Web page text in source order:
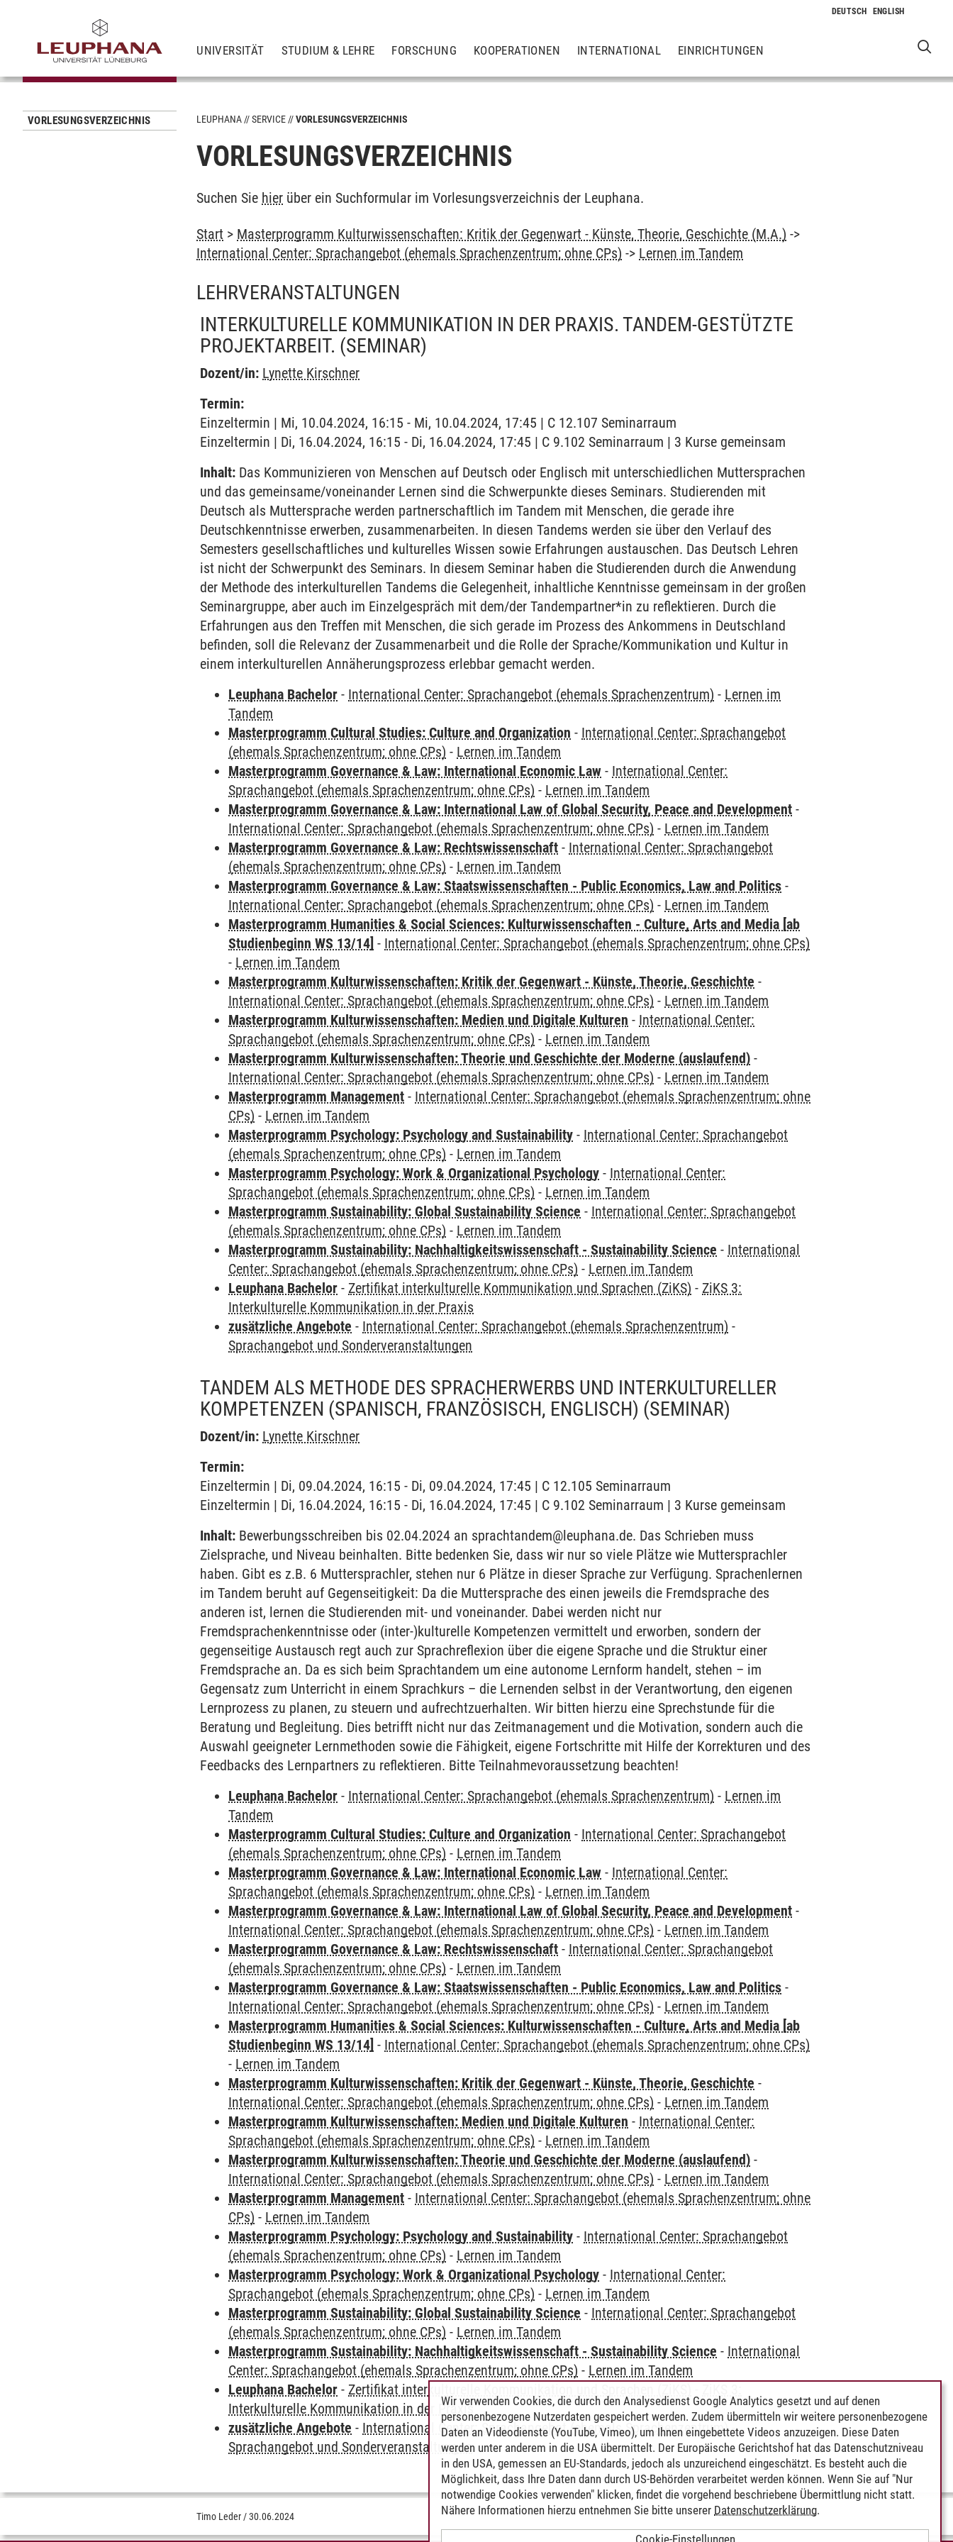
UNIVERSITÄT STUDIUM & LEHRE FORSCHUNG KOOPERATIONEN INTERNATIONAL EINRICHTUNGEN
VORLESUNGSVERZEICHNIS LEUPHANA SERVICE VORLESUNGSVERZEICHNIS
VORLESUNGSVERZEICHNIS
Suchen Sie hier über ein Suchformular im Vorlesungsverzeichnis der Leuphana.
Start > Masterprogramm Kulturwissenschaften: Kritik der Gegenwart - Künste, Theorie, Geschichte (M.A.) ->
International Center: Sprachangebot (ehemals Sprachenzentrum; ohne CPs) -> Lernen im Tandem
LEHRVERANSTALTUNGEN
INTERKULTURELLE KOMMUNIKATION IN DER PRAXIS. TANDEM-GESTÜTZTE
PROJEKTARBEIT. (SEMINAR)
Dozent/in: Lynette Kirschner
Termin:
Einzeltermin | Mi, 10.04.2024, 16:15 - Mi, 10.04.2024, 17:45 | C 12.107 Seminarraum
Einzeltermin | Di, 16.04.2024, 16:15 - Di, 16.04.2024, 17:45 | C 9.102 Seminarraum | 3 Kurse gemeinsam
Inhalt: Das Kommunizieren von Menschen auf Deutsch oder Englisch mit unterschiedlichen Muttersprachen
und das gemeinsame/voneinander Lernen sind die Schwerpunkte dieses Seminars. Studierenden mit
Deutsch als Muttersprache werden partnerschaftlich im Tandem mit Menschen, die gerade ihre
Deutschkenntnisse erwerben, zusammenarbeiten. In diesen Tandems werden sie über den Verlauf des
Semesters gesellschaftliches und kulturelles Wissen sowie Erfahrungen austauschen. Das Deutsch Lehren
ist nicht der Schwerpunkt des Seminars. In diesem Seminar haben die Studierenden durch die Anwendung
der Methode des interkulturellen Tandems die Gelegenheit, inhaltliche Kenntnisse gemeinsam in der großen
Seminargruppe, aber auch im Einzelgespräch mit dem/der Tandempartner*in zu reflektieren. Durch die
Erfahrungen aus den Treffen mit Menschen, die sich gerade im Prozess des Ankommens in Deutschland
befinden, soll die Relevanz der Zusammenarbeit und die Rolle der Sprache/Kommunikation und Kultur in
einem interkulturellen Annäherungsprozess erlebbar gemacht werden.
Leuphana Bachelor - International Center: Sprachangebot (ehemals Sprachenzentrum) - Lernen im
Tandem
Masterprogramm Cultural Studies: Culture and Organization - International Center: Sprachangebot
(ehemals Sprachenzentrum; ohne CPs) - Lernen im Tandem
Masterprogramm Governance & Law: International Economic Law - International Center:
Sprachangebot (ehemals Sprachenzentrum; ohne CPs) - Lernen im Tandem
Masterprogramm Governance & Law: International Law of Global Security, Peace and Development -
International Center: Sprachangebot (ehemals Sprachenzentrum; ohne CPs) - Lernen im Tandem
Masterprogramm Governance & Law: Rechtswissenschaft - International Center: Sprachangebot
(ehemals Sprachenzentrum; ohne CPs) - Lernen im Tandem
Masterprogramm Governance & Law: Staatswissenschaften - Public Economics, Law and Politics -
International Center: Sprachangebot (ehemals Sprachenzentrum; ohne CPs) - Lernen im Tandem
Masterprogramm Humanities & Social Sciences: Kulturwissenschaften - Culture, Arts and Media [ab
Studienbeginn WS 13/14] - International Center: Sprachangebot (ehemals Sprachenzentrum; ohne CPs)
- Lernen im Tandem
Masterprogramm Kulturwissenschaften: Kritik der Gegenwart - Künste, Theorie, Geschichte -
International Center: Sprachangebot (ehemals Sprachenzentrum; ohne CPs) - Lernen im Tandem
Masterprogramm Kulturwissenschaften: Medien und Digitale Kulturen - International Center:
Sprachangebot (ehemals Sprachenzentrum; ohne CPs) - Lernen im Tandem
Masterprogramm Kulturwissenschaften: Theorie und Geschichte der Moderne (auslaufend) -
International Center: Sprachangebot (ehemals Sprachenzentrum; ohne CPs) - Lernen im Tandem
Masterprogramm Management - International Center: Sprachangebot (ehemals Sprachenzentrum; ohne
CPs) - Lernen im Tandem
Masterprogramm Psychology: Psychology and Sustainability - International Center: Sprachangebot
(ehemals Sprachenzentrum; ohne CPs) - Lernen im Tandem
Masterprogramm Psychology: Work & Organizational Psychology - International Center:
Sprachangebot (ehemals Sprachenzentrum; ohne CPs) - Lernen im Tandem
Masterprogramm Sustainability: Global Sustainability Science - International Center: Sprachangebot
(ehemals Sprachenzentrum; ohne CPs) - Lernen im Tandem
Masterprogramm Sustainability: Nachhaltigkeitswissenschaft - Sustainability Science - International
Center: Sprachangebot (ehemals Sprachenzentrum; ohne CPs) - Lernen im Tandem
Leuphana Bachelor - Zertifikat interkulturelle Kommunikation und Sprachen (ZiKS) - ZiKS 3:
Interkulturelle Kommunikation in der Praxis
zusätzliche Angebote - International Center: Sprachangebot (ehemals Sprachenzentrum) -
Sprachangebot und Sonderveranstaltungen
TANDEM ALS METHODE DES SPRACHERWERBS UND INTERKULTURELLER
KOMPETENZEN (SPANISCH, FRANZÖSISCH, ENGLISCH) (SEMINAR)
Dozent/in: Lynette Kirschner
Termin:
Einzeltermin | Di, 09.04.2024, 16:15 - Di, 09.04.2024, 17:45 | C 12.105 Seminarraum
Einzeltermin | Di, 16.04.2024, 16:15 - Di, 16.04.2024, 17:45 | C 9.102 Seminarraum | 3 Kurse gemeinsam
Inhalt: Bewerbungsschreiben bis 02.04.2024 an sprachtandem@leuphana.de. Das Schrieben muss
Zielsprache, und Niveau beinhalten. Bitte bedenken Sie, dass wir nur so viele Plätze wie Muttersprachler
haben. Gibt es z.B. 6 Muttersprachler, stehen nur 6 Plätze in dieser Sprache zur Verfügung. Sprachenlernen
im Tandem beruht auf Gegenseitigkeit: Da die Muttersprache des einen jeweils die Fremdsprache des
anderen ist, lernen die Studierenden mit- und voneinander. Dabei werden nicht nur
Fremdsprachenkenntnisse oder (inter-)kulturelle Kompetenzen vermittelt und erworben, sondern der
gegenseitige Austausch regt auch zur Sprachreflexion über die eigene Sprache und die Struktur einer
Fremdsprache an. Da es sich beim Sprachtandem um eine autonome Lernform handelt, stehen – im
Gegensatz zum Unterricht in einem Sprachkurs – die Lernenden selbst in der Verantwortung, den eigenen
Lernprozess zu planen, zu steuern und aufrechtzuerhalten. Wir bitten hierzu eine Sprechstunde für die
Beratung und Begleitung. Dies betrifft nicht nur das Zeitmanagement und die Motivation, sondern auch die
Auswahl geeigneter Lernmethoden sowie die Fähigkeit, eigene Fortschritte mit Hilfe der Korrekturen und des
Feedbacks des Lernpartners zu reflektieren. Bitte Teilnahmevoraussetzung beachten!
Leuphana Bachelor - International Center: Sprachangebot (ehemals Sprachenzentrum) - Lernen im
Tandem
Masterprogramm Cultural Studies: Culture and Organization - International Center: Sprachangebot
(ehemals Sprachenzentrum; ohne CPs) - Lernen im Tandem
Masterprogramm Governance & Law: International Economic Law - International Center:
Sprachangebot (ehemals Sprachenzentrum; ohne CPs) - Lernen im Tandem
Masterprogramm Governance & Law: International Law of Global Security, Peace and Development -
International Center: Sprachangebot (ehemals Sprachenzentrum; ohne CPs) - Lernen im Tandem
Masterprogramm Governance & Law: Rechtswissenschaft - International Center: Sprachangebot
(ehemals Sprachenzentrum; ohne CPs) - Lernen im Tandem
Masterprogramm Governance & Law: Staatswissenschaften - Public Economics, Law and Politics -
International Center: Sprachangebot (ehemals Sprachenzentrum; ohne CPs) - Lernen im Tandem
Masterprogramm Humanities & Social Sciences: Kulturwissenschaften - Culture, Arts and Media [ab
Studienbeginn WS 13/14] - International Center: Sprachangebot (ehemals Sprachenzentrum; ohne CPs)
- Lernen im Tandem
Masterprogramm Kulturwissenschaften: Kritik der Gegenwart - Künste, Theorie, Geschichte -
International Center: Sprachangebot (ehemals Sprachenzentrum; ohne CPs) - Lernen im Tandem
Masterprogramm Kulturwissenschaften: Medien und Digitale Kulturen - International Center:
Sprachangebot (ehemals Sprachenzentrum; ohne CPs) - Lernen im Tandem
Masterprogramm Kulturwissenschaften: Theorie und Geschichte der Moderne (auslaufend) -
International Center: Sprachangebot (ehemals Sprachenzentrum; ohne CPs) - Lernen im Tandem
Masterprogramm Management - International Center: Sprachangebot (ehemals Sprachenzentrum; ohne
CPs) - Lernen im Tandem
Masterprogramm Psychology: Psychology and Sustainability - International Center: Sprachangebot
(ehemals Sprachenzentrum; ohne CPs) - Lernen im Tandem
Masterprogramm Psychology: Work & Organizational Psychology - International Center:
Sprachangebot (ehemals Sprachenzentrum; ohne CPs) - Lernen im Tandem
Masterprogramm Sustainability: Global Sustainability Science - International Center: Sprachangebot
(ehemals Sprachenzentrum; ohne CPs) - Lernen im Tandem
Masterprogramm Sustainability: Nachhaltigkeitswissenschaft - Sustainability Science - International
Center: Sprachangebot (ehemals Sprachenzentrum; ohne CPs) - Lernen im Tandem
Leuphana Bachelor - Zertifikat interkulturelle Kommunikation und Sprachen (ZiKS)
Interkulturelle Kommunikation in der Praxis
zusätzliche Angebote - International Center: Sprachangebot (ehemals Sprachenzentrum)-
Sprachangebot und Sonderveranstaltungen
Timo Leder /30.06.2024
Wir verwenden Cookies, die durch den Analysedienst Google Analytics gesetzt und auf denen
personenbezogene Nutzerdaten gespeichert werden. Zudem übermitteln wir weitere personenbezogene
Daten an Videodienste (YouTube, Vimeo), um Ihnen eingebettete Videos anzuzeigen. Diese Daten
werden unter anderem in die USA übermittelt. Der Europäische Gerichtshof hat das Datenschutzniveau
in den USA, gemessen an EU-Standards, jedoch als unzureichend eingeschätzt. Es besteht auch die
Möglichkeit, dass Ihre Daten dann durch US-Behörden verarbeitet werden können. Wenn Sie auf "Nur
notwendige Cookies verwenden" klicken, findet die vorgehend beschriebene Übermittlung nicht statt.
Nähere Informationen hierzu entnehmen Sie bitte unserer Datenschutzerklärung.
Cookie-Einstellungen